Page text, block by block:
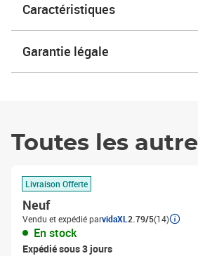
Caractéristiques
Garantie légale
Toutes les
Livraison Offerte
Neuf
Vendu et expédié parvidaXL 2.79/5(14)
En stock
Expédié sous 3 jours